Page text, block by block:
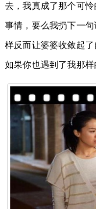
去，我真成了那个可
事情，要么我扔下一
样反而让婆婆收敛起
如果你也遇到了我那样